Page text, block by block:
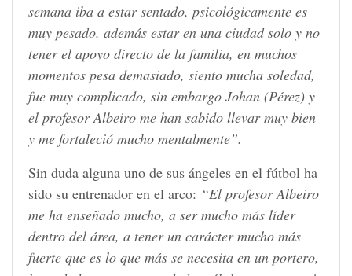
semana iba a estar sentado, psicológicamente es
muy pesado, además estar en una ciudad solo y no
tener el apoyo directo de la familia, en muchos
momentos pesa demasiado, siento mucha soledad,
fue muy complicado, sin embargo Johan (Pérez) y
el profesor Albeiro me han sabido llevar muy bien
y me fortaleció mucho mentalmente”.
Sin duda alguna uno de sus ángeles en el fútbol ha
sido su entrenador en el arco: “El profesor Albeiro
me ha enseñado mucho, a ser mucho más líder
dentro del área, a tener un carácter mucho más
fuerte que es lo que más se necesita en un portero,